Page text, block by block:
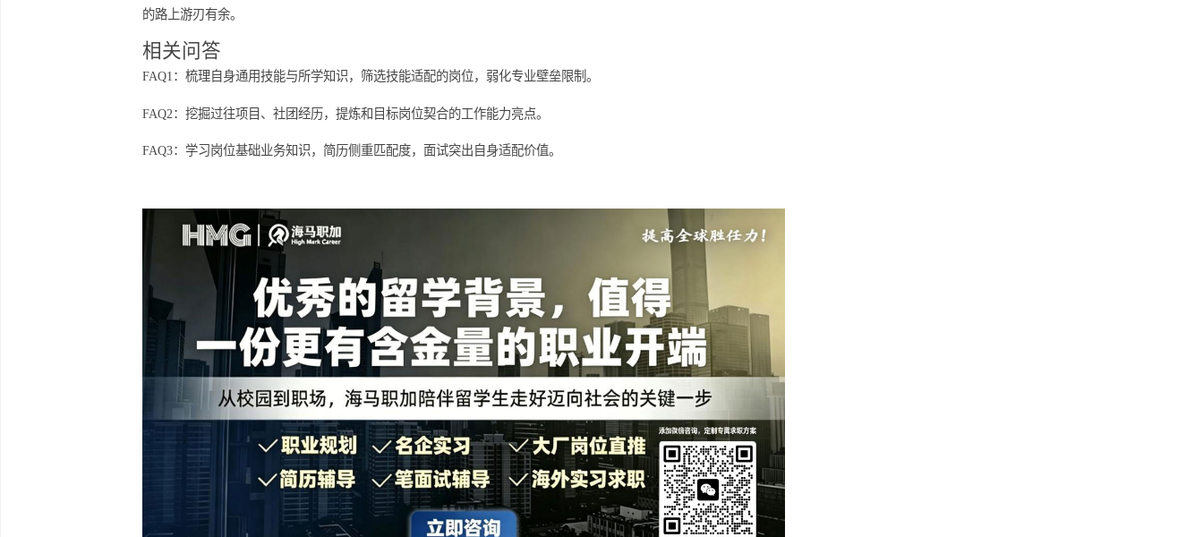
企业，只要能够提供良好的学习平台和成长空间，也值得考虑。
积极扩大人脉
最后，人脉的建立在求职过程中不容小觑。海归学子应充分利用自己的社交网络，向同学、老师、学长等积极寻求推
荐与指导。多参加相关的活动，积极与行业人士建立连接，即使在求职的过程中面临一些挑战，通过人际关系的推
动，常常会带来出乎意料的收获。在求职的旅途中，真诚的交流和互动，会让这段经历愈加丰富。 在当今快速发展的
相关问答
FAQ1：梳理自身通用技能与所学知识，筛选技能适配的岗位，弱化专业壁垒限制。
FAQ2：挖掘过往项目、社团经历，提炼和目标岗位契合的工作能力亮点。
FAQ3：学习岗位基础业务知识，简历侧重匹配度，面试突出自身适配价值。